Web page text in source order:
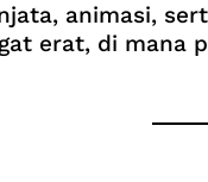
animasi,
erat, di